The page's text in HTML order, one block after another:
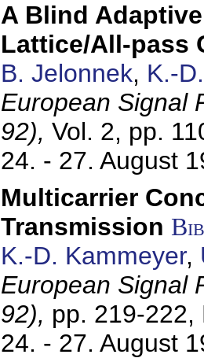
A Blind
Lattice/All-pass
B. Jelonnek, K.-
European Signal
92), Vol. 2, pp.
24. - 27. August
Multicarrier
Transmission
K.-D. Kammeyer,
European Signal
92), pp. 219-222,
24. - 27. August